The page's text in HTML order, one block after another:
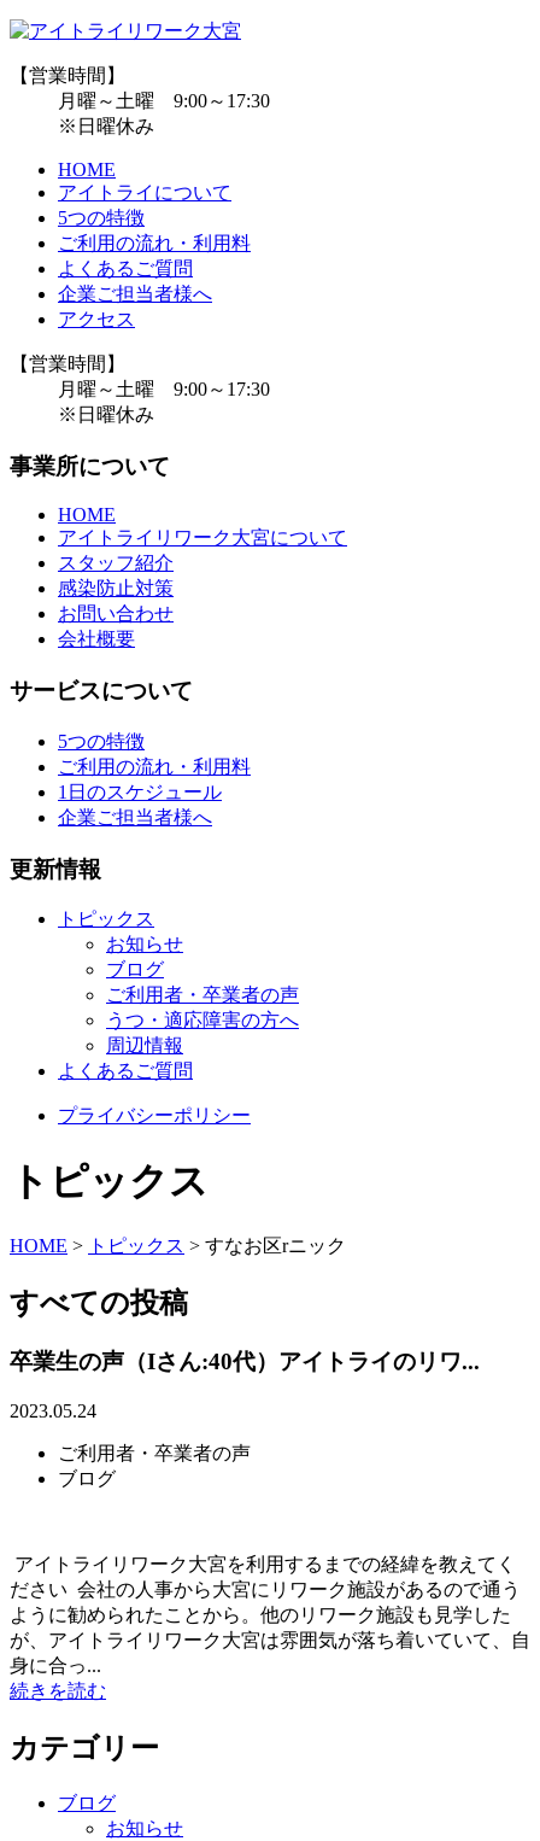
【営業時間】
月曜～土曜 9:00～17:30
※日曜休み
HOME
アイトライについて
5つの特徴
ご利用の流れ・利用料
よくあるご質問
企業ご担当者様へ
アクセス
【営業時間】
月曜～土曜 9:00～17:30
※日曜休み
事業所について
HOME
アイトライリワーク大宮について
スタッフ紹介
感染防止対策
お問い合わせ
会社概要
サービスについて
5つの特徴
ご利用の流れ・利用料
1日のスケジュール
企業ご担当者様へ
更新情報
トピックス
お知らせ
ブログ
ご利用者・卒業者の声
うつ・適応障害の方へ
周辺情報
よくあるご質問
プライバシーポリシー
トピックス
HOME > トピックス > すなお区rニック
すべての投稿
卒業生の声（Iさん:40代）アイトライのリワ...
2023.05.24
ご利用者・卒業者の声
ブログ
アイトライリワーク大宮を利用するまでの経緯を教えてく
ださい 会社の人事から大宮にリワーク施設があるので通う
ように勧められたことから。他のリワーク施設も見学した
が、アイトライリワーク大宮は雰囲気が落ち着いていて、自
身に合っ...
続きを読む
カテゴリー
ブログ
お知らせ